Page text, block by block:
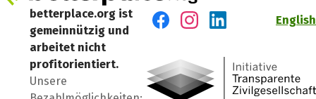
betterplace.org ist
gemeinnützig und
arbeitet nicht
profitorientiert.
Unsere
English